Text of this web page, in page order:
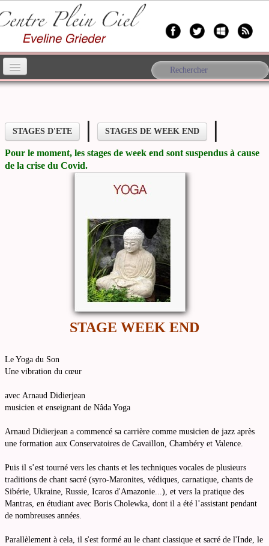
Anthropologie ▼
A propos d'Eveline
STAGES D'ETE | STAGES DE WEEK END |
Pour le moment, les stages de week end sont suspendus à cause
de la crise du Covid.
STAGE WEEK END
Le Yoga du Son
Une vibration du cœur
avec Arnaud Didierjean
musicien et enseignant de Nâda Yoga
Arnaud Didierjean a commencé sa carrière comme musicien de jazz après
une formation aux Conservatoires de Cavaillon, Chambéry et Valence.
Puis il s’est tourné vers les chants et les techniques vocales de plusieurs
traditions de chant sacré (syro-Maronites, védiques, carnatique, chants de
Sibérie, Ukraine, Russie, Icaros d'Amazonie...), et vers la pratique des
Mantras, en étudiant avec Boris Cholewka, dont il a été l’assistant pendant
de nombreuses années.
Parallèlement à cela, il s'est formé au le chant classique et sacré de l'Inde, le